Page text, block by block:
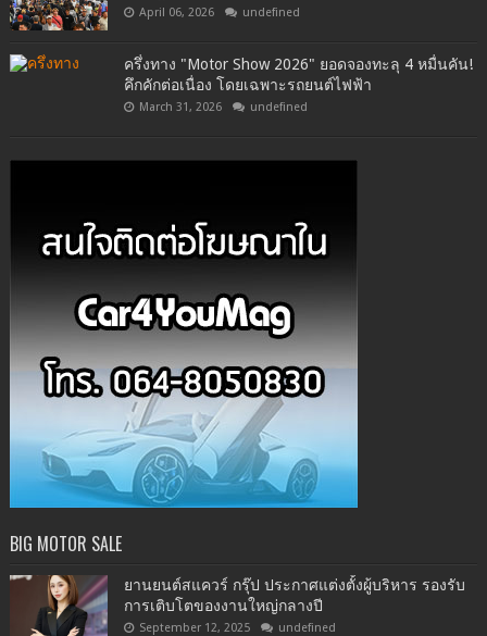
April 06, 2026 undefined
ครึ่งทาง "Motor Show 2026" ยอดจองทะลุ 4 หมื่นคัน!
คึกคักต่อเนื่อง โดยเฉพาะรถยนต์ไฟฟ้า
March 31, 2026 undefined
BIG MOTOR SALE
ยานยนต์สแควร์ กรุ๊ป ประกาศแต่งตั้งผู้บริหาร รองรับ
การเติบโตของงานใหญ่กลางปี
September 12, 2025 undefined